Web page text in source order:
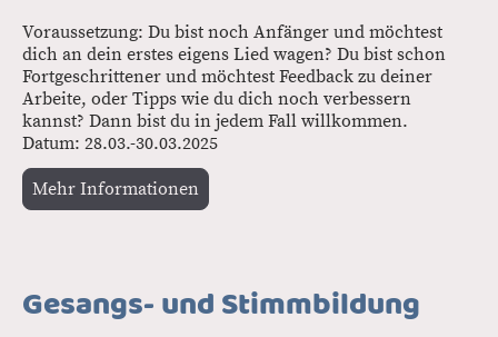
Voraussetzung: Du bist noch Anfänger und möchtest
dich an dein erstes eigens Lied wagen? Du bist schon
Fortgeschrittener und möchtest Feedback zu deiner
Arbeite, oder Tipps wie du dich noch verbessern
kannst? Dann bist du in jedem Fall willkommen.
Datum: 28.03.-30.03.2025
Mehr Informationen
Gesangs- und Stimmbildung